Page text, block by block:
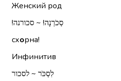
Женский род
סְכֹרְנָה!‏ ~ סכורנה!‏
схорна!
Инфинитив
לִסְכֹּר ~ לסכור